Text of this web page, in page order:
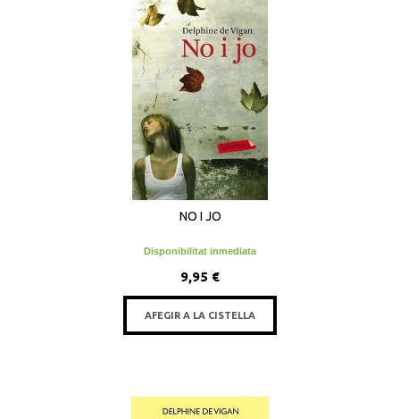
NO I JO
Disponibilitat inmediata
9,95 €
AFEGIR A LA CISTELLA